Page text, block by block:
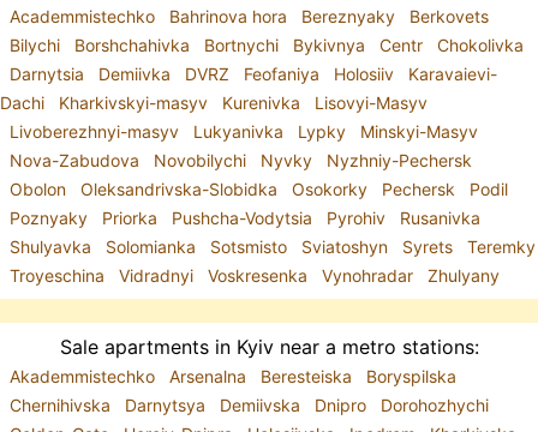
Academmistechko Bahrinova hora Bereznyaky
Berkovets
Bilychi
Borshchahivka Bortnychi Bykivnya Centr
Chokolivka
Darnytsia
Demiivka DVRZ Feofaniya Holosiiv
Karavaievi-
Dachi
Kharkivskyi-masyv Kurenivka
Lisovyi-Masyv
Livoberezhnyi-masyv
Lukyanivka Lypky
Minskyi-Masyv
Nova-Zabudova
Novobilychi Nyvky
Nyzhniy-Pechersk
Obolon
Oleksandrivska-Slobidka Osokorky Pechersk
Podil
Poznyaky
Priorka Pushcha-Vodytsia Pyrohiv
Rusanivka
Shulyavka
Solomianka Sotsmisto Sviatoshyn Syrets
Teremky
Troyeschina
Vidradnyi Voskresenka Vynohradar Zhulyany
Sale apartments in Kyiv near a metro stations:
Akademmistechko Arsenalna Beresteiska
Boryspilska
Chernihivska
Darnytsya Demiivska Dnipro
Dorohozhychi